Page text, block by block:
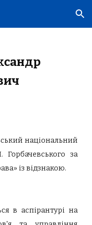
Skip to navigation
національний
Горбачевського за
із відзнакою.
в аспірантурі на